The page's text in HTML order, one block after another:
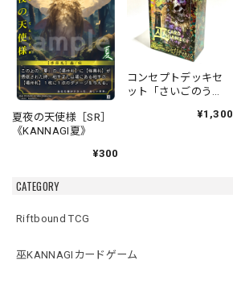
CATEGORY
Riftbound TCG
巫KANNAGIカードゲーム
夏夜の天使様［SR］
《KANNAGI夏》
¥300
コンセプトデッキセ
ット「さいごのう
¥1,300